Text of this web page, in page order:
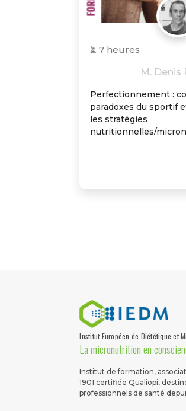
⏳ 7 heures
M. Denis
Perfectionnement :
paradoxes du sportif
les stratégies
nutritionnelles/
Institut Européen de Diététique et
La micronutrition en
Institut de formation,
1901 certifiée Qualiopi,
professionnels de santé